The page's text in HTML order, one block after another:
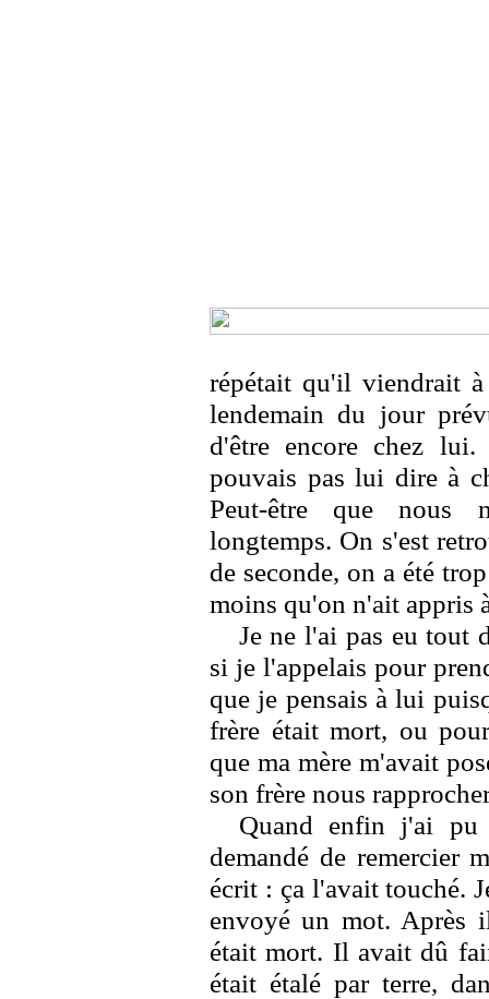
répétait qu'il viendrait
lendemain du jour
d'être encore chez
pouvais pas lui dire à
Peut-être que nous
longtemps. On s'est
de seconde, on a été
moins qu'on n'ait appris
Je ne l'ai pas eu tout
si je l'appelais pour
que je pensais à lui
frère était mort, ou
que ma mère m'avait
son frère nous
Quand enfin j'ai pu
demandé de remercier
écrit : ça l'avait touché.
envoyé un mot. Après
était mort. Il avait dû
était étalé par terre,